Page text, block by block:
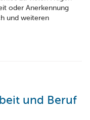
oder Anerkennung
und weiteren
und Beruf